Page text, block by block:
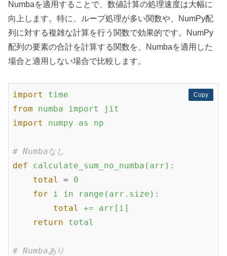
Numbaを適用することで、数値計算の処理速度は大幅に
向上します。特に、ループ処理が多い関数や、NumPy配
列に対する複雑な計算を行う関数で効果的です。NumPy
配列の要素の合計を計算する関数を、Numbaを適用した
場合と適用しない場合で比較します。
Copy
Copy
import
time
from
numba import jit
import
numpy as np
# Numbaなし
def
calculate_sum_no_numba(arr):
total
= 0
for
i in range(arr.size):
total
+= arr[i]
return
total
# Numbaあり